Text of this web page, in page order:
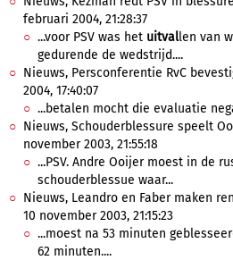
februari 2004, 21:28:37
...voor PSV was het uitvallen van
gedurende de wedstrijd....
Nieuws, Persconferentie RvC
2004, 17:40:07
...betalen mocht die evaluatie
Nieuws, Schouderblessure speelt
november 2003, 21:55:18
...PSV. Andre Ooijer moest in de
schouderblessue waar...
Nieuws, Leandro en Faber maken
10 november 2003, 21:15:23
...moest na 53 minuten
62 minuten....